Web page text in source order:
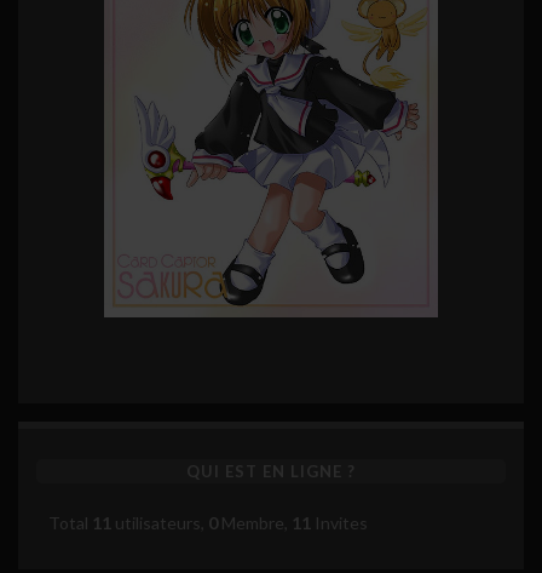
QUI EST EN LIGNE ?
Total 11 utilisateurs, 0 Membre, 11 Invites